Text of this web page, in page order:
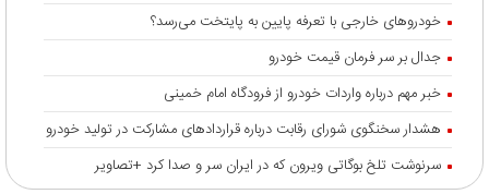
خودروهای خارجی با تعرفه پایین به پایتخت می‌رسد؟
جدال بر سر فرمان قیمت خودرو
خبر مهم درباره واردات خودرو از فرودگاه امام خمینی
هشدار سخنگوی شورای رقابت درباره قرارداد‌های مشارکت در تولید خودرو
سرنوشت تلخ بوگاتی ویرون که در ایران سر و صدا کرد +تصاویر